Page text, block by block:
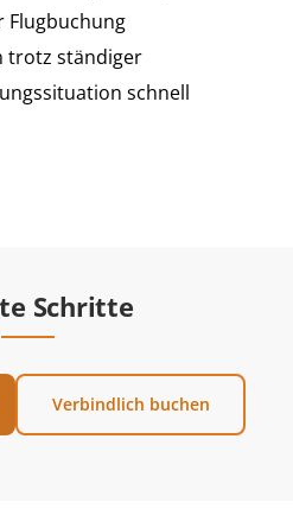
Flugbuchung
trotz ständiger
schnell
Schritte
Verbindlich buchen